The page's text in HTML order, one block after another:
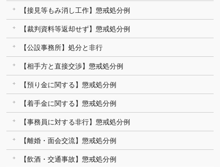
【接見等もみ消し工作】懲戒処分例
【裁判資料等返却せず】懲戒処分例
【公設事務所】処分と非行
【相手方と直接交渉】懲戒処分例
【預り金に関する】懲戒処分例
【着手金に関する】懲戒処分例
【事務員に対する非行】懲戒処分例
【離婚・面会交流】懲戒処分例
【飲酒・交通事故】懲戒処分例